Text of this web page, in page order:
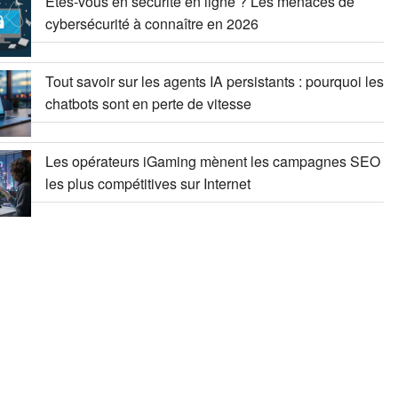
cybersécurité à connaître en 2026
Tout savoir sur les agents IA persistants : pourquoi les
chatbots sont en perte de vitesse
Les opérateurs iGaming mènent les campagnes SEO
les plus compétitives sur Internet